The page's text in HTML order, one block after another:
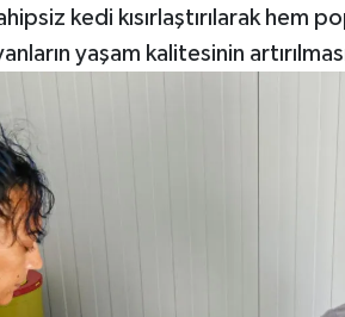
kedi kısırlaştırılarak hem
yaşam kalitesinin